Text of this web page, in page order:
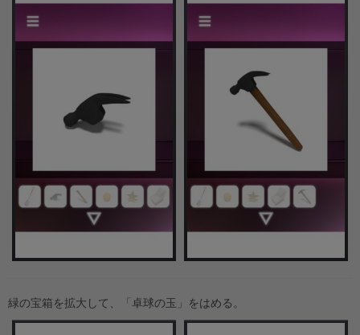
緑の宝箱を拡大して、「卓球の玉」をはめる。